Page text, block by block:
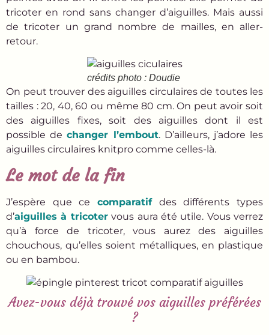
tricoter en rond sans changer d’aiguilles. Mais aussi
de tricoter un grand nombre de mailles, en aller-
retour.
crédits photo : Doudie
On peut trouver des aiguilles circulaires de toutes les
tailles : 20, 40, 60 ou même 80 cm. On peut avoir soit
des aiguilles fixes, soit des aiguilles dont il est
possible dechanger l’embout. D’ailleurs, j’adore les
aiguilles circulaires knitpro comme celles-là.
Le mot de la fin
J’espère que ce comparatifdes différents types
d’aiguilles à tricotervous aura été utile. Vous verrez
qu’à force de tricoter, vous aurez des aiguilles
chouchous, qu’elles soient métalliques, en plastique
ou en bambou.
Avez-vous déjà trouvé vos aiguilles préférées
?